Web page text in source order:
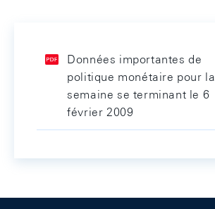
Données importantes de
politique monétaire pour la
semaine se terminant le 6
février 2009